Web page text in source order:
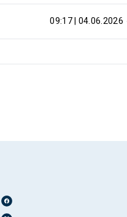
04.06.2026 | 09:17